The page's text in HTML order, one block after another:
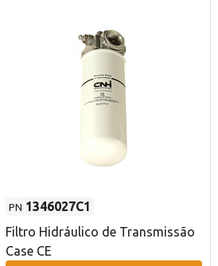
PN 1346027C1
Filtro Hidráulico de Transmissão
Case CE